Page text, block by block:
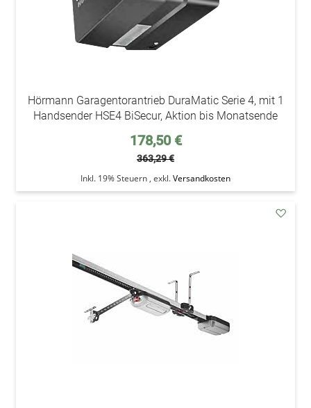
Hörmann Garagentorantrieb DuraMatic Serie 4, mit 1
Handsender HSE4 BiSecur, Aktion bis Monatsende
Sonderpreis
178,50 €
363,29 €
Inkl. 19% Steuern , exkl.Versandkosten